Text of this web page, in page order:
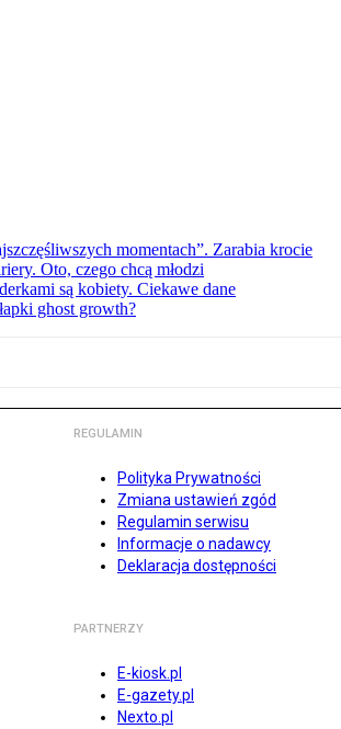
momentach”. Zarabia krocie
Oto, czego chcą młodzi
są kobiety. Ciekawe dane
ghost growth?
REGULAMIN
Polityka Prywatności
Zmiana ustawień zgód
Regulamin serwisu
Informacje o nadawcy
Deklaracja dostępności
PARTNERZY
E-kiosk.pl
E-gazety.pl
Nexto.pl